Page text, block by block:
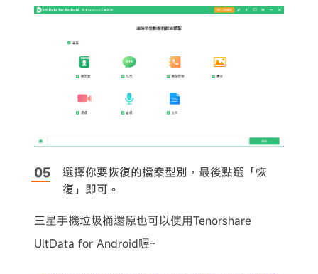
選擇你要恢復的檔案型別，最後點選「恢
復」即可。
三星手機垃圾桶還原也可以使用Tenorshare
UltData for Android喔~